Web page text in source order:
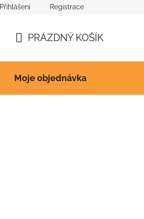
Přihlášení Registrace
KOŠÍK
PRÁZDNÝ KOŠÍK
Moje objednávka